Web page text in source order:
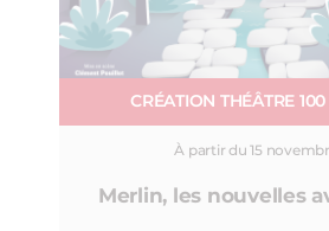
CRÉATION THÉÂTRE
À partir du 15
Merlin, les nouvelles